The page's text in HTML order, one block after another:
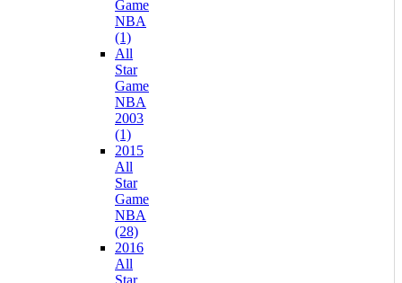
Game
NBA
(1)
All
Star
Game
NBA
2003
(1)
2015
All
Star
Game
NBA
(28)
2016
All
Star